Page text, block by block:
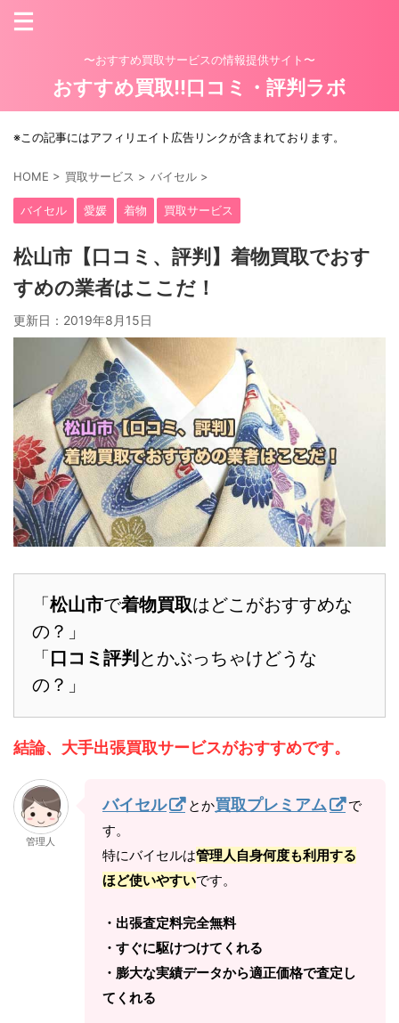
〜おすすめ買取サービスの情報提供サイト〜
おすすめ買取!!口コミ・評判ラボ
※この記事にはアフィリエイト広告リンクが含まれております。
HOME > 買取サービス > バイセル >
バイセル 愛媛 着物 買取サービス
松山市【口コミ、評判】着物買取でおす
すめの業者はここだ！
更新日： 2019年8月15日
「松山市で着物買取はどこがおすすめな
の？」
「口コミ評判 とかぶっちゃけどうな
の？」
結論、大手出張買取サービスがおすすめです。
管理人
バイセル とか買取プレミアム
で
す。
特にバイセルは管理人自身何度も利用する
ほど使いやすいです。
・出張査定料完全無料
・すぐに駆けつけてくれる
・膨大な実績データから適正価格で査定し
てくれる